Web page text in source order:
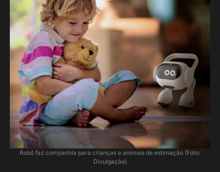
Robô faz companhia para crianças e animais de estimação (Foto:
Divulgação)